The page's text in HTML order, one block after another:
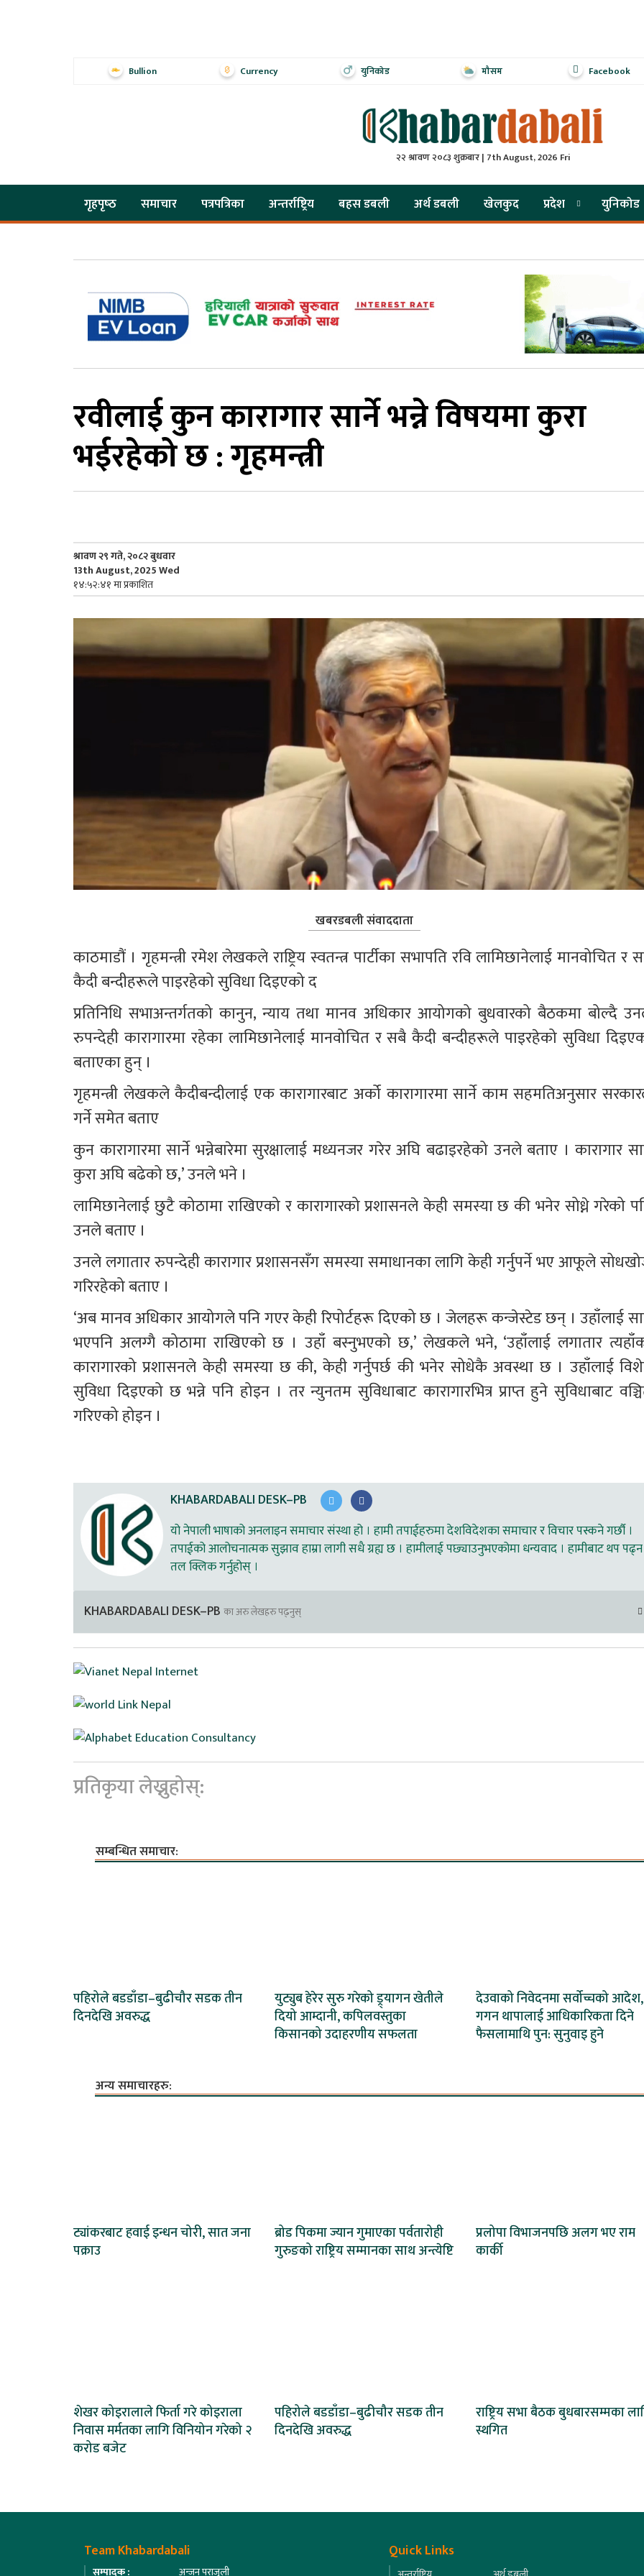
Bullion Currency युनिकोड मौसम Facebook
२२ श्रावण २०८३ शुक्रबार | 7th August, 2026 Fri
गृहपृष्‍ठ समाचार पत्रपत्रिका अन्तर्राष्ट्रिय बहस डबली अर्थ डबली खेलकुद प्रदेश युनिकोड
रवीलाई कुन कारागार सार्ने भन्ने विषयमा कुरा
भईरहेको छ : गृहमन्त्री
श्रावण २९ गते, २०८२ बुधवार
13th August, 2025 Wed
१४:५२:४१ मा प्रकाशित
खबरडबली संवाददाता
काठमाडौं । गृहमन्त्री रमेश लेखकले राष्ट्रिय स्वतन्त्र पार्टीका सभापति रवि लामिछानेलाई मानवोचित र
कैदी बन्दीहरूले पाइरहेको सुविधा दिइएको द
प्रतिनिधि सभाअन्तर्गतको कानुन, न्याय तथा मानव अधिकार आयोगको बुधवारको बैठकमा बोल्दै
रुपन्देही कारागारमा रहेका लामिछानेलाई मानवोचित र सबै कैदी बन्दीहरूले पाइरहेको सुविधा
बताएका हुन् ।
गृहमन्त्री लेखकले कैदीबन्दीलाई एक कारागारबाट अर्को कारागारमा सार्ने काम सहमतिअनुसार
गर्ने समेत बताए
कुन कारागारमा सार्ने भन्नेबारेमा सुरक्षालाई मध्यनजर गरेर अघि बढाइरहेको उनले बताए । कारागार
कुरा अघि बढेको छ,’ उनले भने ।
लामिछानेलाई छुटै कोठामा राखिएको र कारागारको प्रशासनले केही समस्या छ की भनेर सोध्ने गरेको
उनले बताए ।
उनले लगातार रुपन्देही कारागार प्रशासनसँग समस्या समाधानका लागि केही गर्नुपर्ने भए आफूले
गरिरहेको बताए ।
‘अब मानव अधिकार आयोगले पनि गएर केही रिपोर्टहरू दिएको छ । जेलहरू कन्जेस्टेड छन् । उहाँलाई
भएपनि अलग्गै कोठामा राखिएको छ । उहाँ बस्नुभएको छ,’ लेखकले भने, ‘उहाँलाई लगातार
कारागारको प्रशासनले केही समस्या छ की, केही गर्नुपर्छ की भनेर सोधेकै अवस्था छ । उहाँलाई
सुविधा दिइएको छ भन्ने पनि होइन । तर न्युनतम सुविधाबाट कारागारभित्र प्राप्त हुने सुविधाबाट
गरिएको होइन ।
KHABARDABALI DESK–PB
यो नेपाली भाषाको अनलाइन समाचार संस्था हो । हामी तपाईहरुमा देशविदेशका समाचार र विचार पस्कने गर्छौ ।
तपाईको आलोचनात्मक सुझाव हाम्रा लागी सधै ग्रह्य छ । हामीलाई पछ्याउनुभएकोमा धन्यवाद । हामीबाट थप पढ्न
तल क्लिक गर्नुहोस् ।
KHABARDABALI DESK–PB का अरु लेखहरु पढ्नुस्
प्रतिकृया लेख्नुहोस्:
सम्बन्धित समाचार:
पहिरोले बडडाँडा–बुढीचौर सडक तीन
दिनदेखि अवरुद्ध
युट्युब हेरेर सुरु गरेको ड्र्यागन खेतीले
दियो आम्दानी, कपिलवस्तुका
किसानको उदाहरणीय सफलता
देउवाको निवेदनमा सर्वोच्चको आदेश,
गगन थापालाई आधिकारिकता दिने
फैसलामाथि पुन: सुनुवाइ हुने
अन्य समाचारहरु:
ट्यांकरबाट हवाई इन्धन चोरी, सात जना
पक्राउ
ब्रोड पिकमा ज्यान गुमाएका पर्वतारोही
गुरुङको राष्ट्रिय सम्मानका साथ अन्त्येष्टि
प्रलोपा विभाजनपछि अलग भए राम
कार्की
शेखर कोइरालाले फिर्ता गरे कोइराला
निवास मर्मतका लागि विनियोन गरेको २
करोड बजेट
पहिरोले बडडाँडा–बुढीचौर सडक तीन
दिनदेखि अवरुद्ध
राष्ट्रिय सभा बैठक बुधबारसम्मका
स्थगित
Team Khabardabali
सम्पादक : अन्जन पराजुली
Quick Links